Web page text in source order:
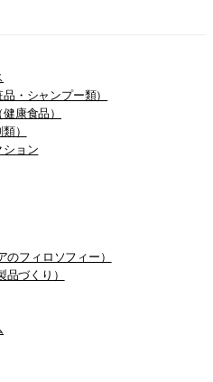
・シャンプー類）
康食品）
）
ョン
フィロソフィー）
づくり）